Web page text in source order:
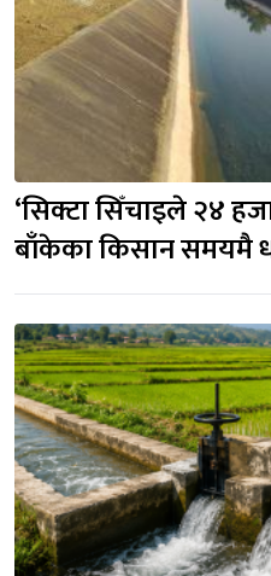
‘सिक्टा सिँचाइले २४
बाँकेका किसान समयमै